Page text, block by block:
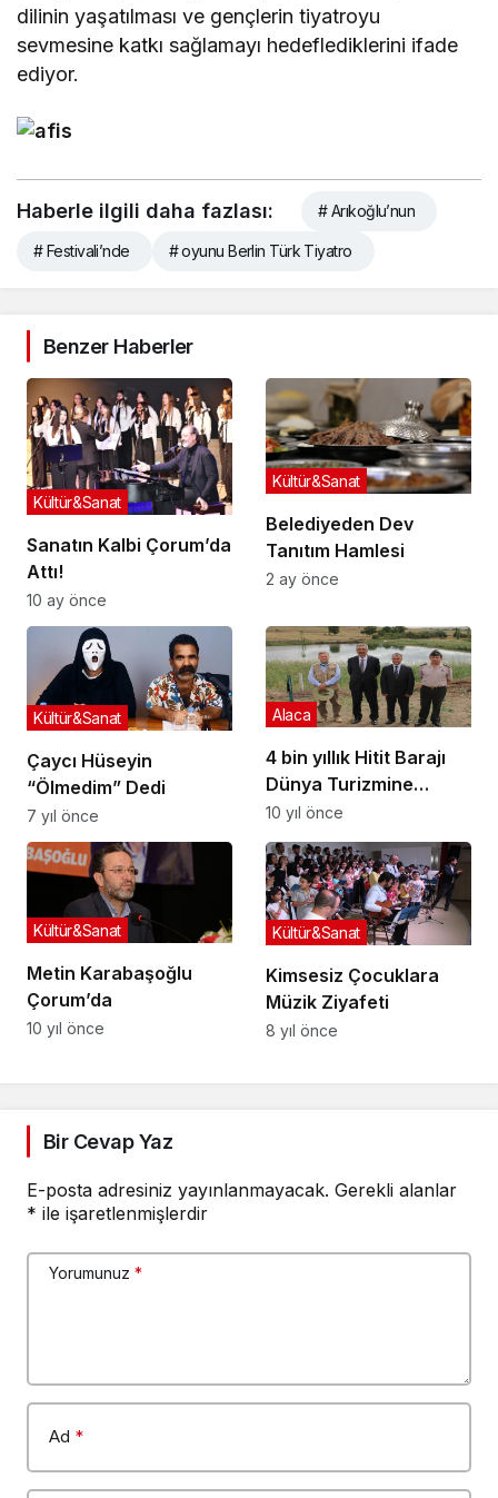
dilinin yaşatılması ve gençlerin tiyatroyu
sevmesine katkı sağlamayı hedeflediklerini ifade
ediyor.
Haberle ilgili daha fazlası: # Arıkoğlu’nun
# Festivali’nde # oyunu Berlin Türk Tiyatro
Benzer Haberler
Sanatın Kalbi Çorum’da
Attı!
Kültür&Sanat
10 ay önce
Belediyeden Dev
Tanıtım Hamlesi
Kültür&Sanat
2 ay önce
Çaycı Hüseyin
“Ölmedim” Dedi
Kültür&Sanat
7 yıl önce
4 bin yıllık Hitit Barajı
Dünya Turizmine
Açılıyor
Alaca
10 yıl önce
Metin Karabaşoğlu
Çorum’da
Kültür&Sanat
10 yıl önce
Kimsesiz Çocuklara
Müzik Ziyafeti
Kültür&Sanat
8 yıl önce
Bir Cevap Yaz
E-posta adresiniz yayınlanmayacak. Gerekli alanlar
* ile işaretlenmişlerdir
Yorumunuz *
Ad *